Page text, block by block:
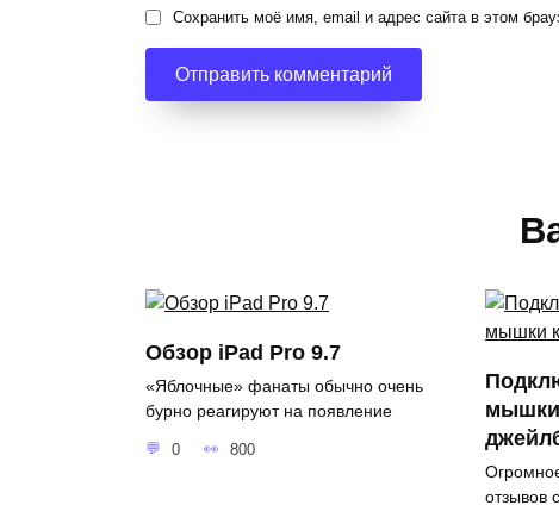
Сохранить моё имя, email и адрес сайта в этом
Обзор iPad Pro 9.7
«Яблочные» фанаты обычно очень
бурно реагируют на появление
0 800
мышки
отзывов